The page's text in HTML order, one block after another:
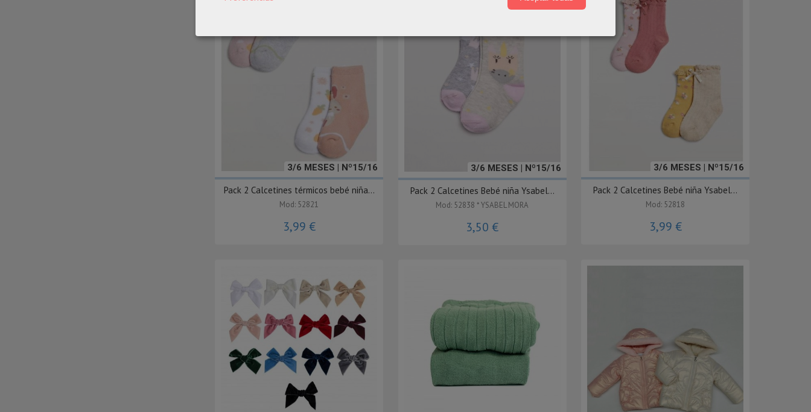
3/6 MESES | Nº15/16
Pack 2 Calcetines térmicos bebé niña...
Mod: 52821
3,99 €
3/6 MESES | Nº15/16
Pack 2 Calcetines Bebé niña Ysabel...
Mod: 52838 * YSABEL MORA
3,50 €
3/6 MESES | Nº15/16
Pack 2 Calcetines Bebé niña Ysabel...
Mod: 52818
3,99 €